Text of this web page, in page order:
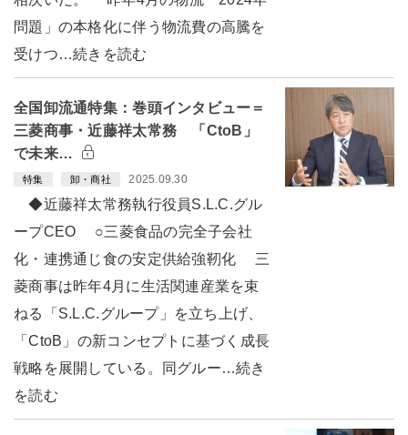
問題」の本格化に伴う物流費の高騰を
受けつ…続きを読む
全国卸流通特集：巻頭インタビュー＝
三菱商事・近藤祥太常務 「CtoB」
で未来…
特集 卸・商社 2025.09.30
◆近藤祥太常務執行役員S.L.C.グル
ープCEO ○三菱食品の完全子会社
化・連携通じ食の安定供給強靭化 三
菱商事は昨年4月に生活関連産業を束
ねる「S.L.C.グループ」を立ち上げ、
「CtoB」の新コンセプトに基づく成長
戦略を展開している。同グルー…続き
を読む